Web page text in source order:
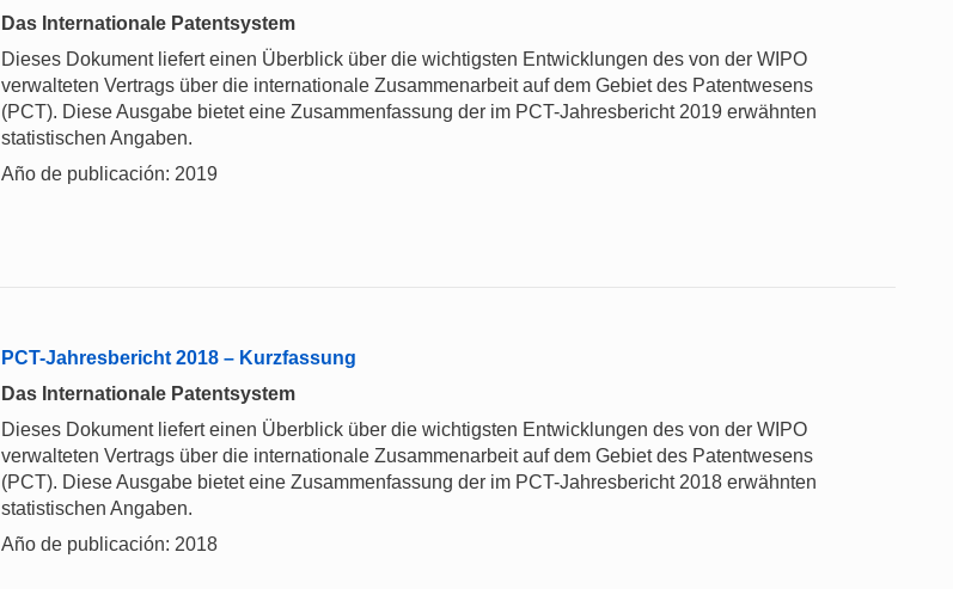
Das Internationale Patentsystem
Dieses Dokument liefert einen Überblick über die wichtigsten Entwicklungen des von der WIPO
verwalteten Vertrags über die internationale Zusammenarbeit auf dem Gebiet des Patentwesens
(PCT). Diese Ausgabe bietet eine Zusammenfassung der im PCT-Jahresbericht 2019 erwähnten
statistischen Angaben.
Año de publicación: 2019
PCT-Jahresbericht 2018 – Kurzfassung
Das Internationale Patentsystem
Dieses Dokument liefert einen Überblick über die wichtigsten Entwicklungen des von der WIPO
verwalteten Vertrags über die internationale Zusammenarbeit auf dem Gebiet des Patentwesens
(PCT). Diese Ausgabe bietet eine Zusammenfassung der im PCT-Jahresbericht 2018 erwähnten
statistischen Angaben.
Año de publicación: 2018